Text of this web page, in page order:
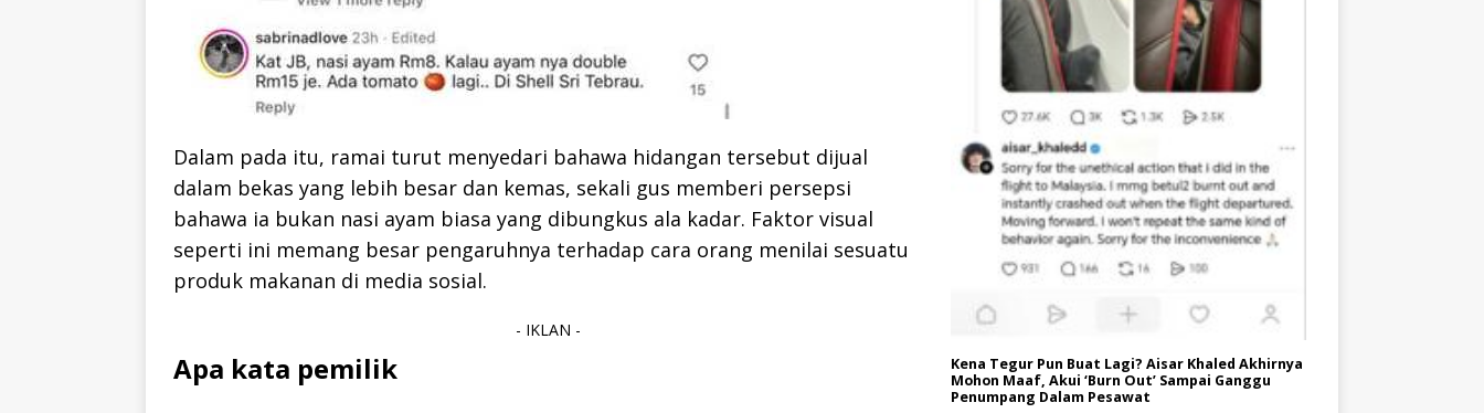
Dalam pada itu, ramai turut menyedari bahawa hidangan tersebut dijual
dalam bekas yang lebih besar dan kemas, sekali gus memberi persepsi
bahawa ia bukan nasi ayam biasa yang dibungkus ala kadar. Faktor visual
seperti ini memang besar pengaruhnya terhadap cara orang menilai sesuatu
produk makanan di media sosial.
- IKLAN -
Apa kata pemilik
Kena Tegur Pun Buat Lagi? Aisar Khaled Akhirnya
Mohon Maaf, Akui ‘Burn Out’ Sampai Ganggu
Penumpang Dalam Pesawat